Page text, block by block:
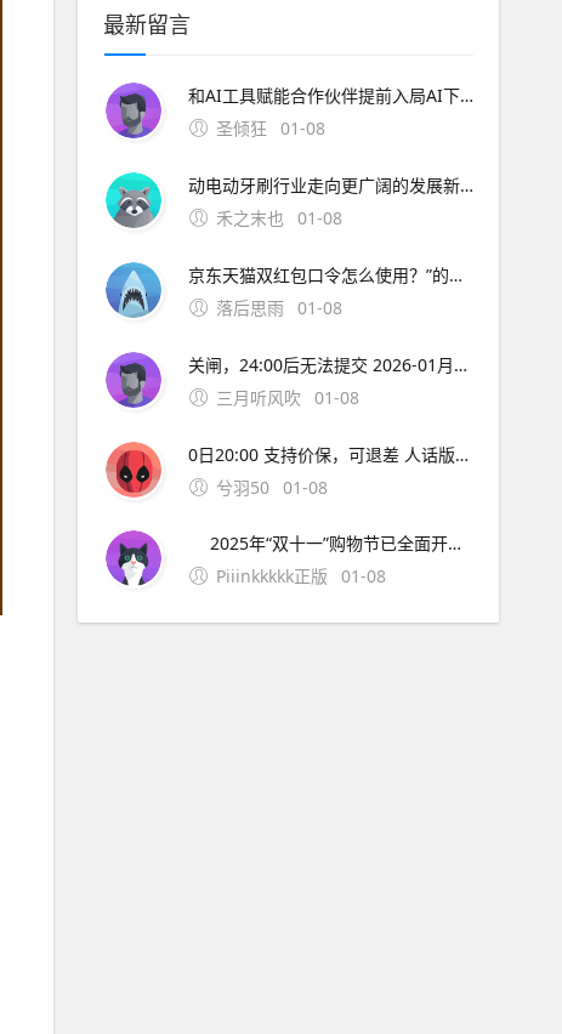
最新留言
和AI工具赋能合作伙伴提前入局AI下半场。 AI分论坛：荣耀携手合作伙伴共建AI开放生态 随着全球首个具备自进化能力的AI智能体操作系统荣耀MagicOS 10发布， A
圣倾狂
01-08
动电动牙刷行业走向更广阔的发展新阶段。 技术的革命没有终点，每一次突破都让日常护理更高效、更舒适。锐舞电动牙刷通过气泡技术开创的护理新范式，正在重新定义人们对于口腔清洁的认知边界。 申请创业报道，分享创业好点子。，共同探讨创业新机遇！
禾之末也
01-08
京东天猫双红包口令怎么使用？”的全部内容了，如果你有什么不同的看法，快在评论区说出来吧。
落后思雨 01-08
关闸，24:00后无法提交 2026-01月10日：汽车补贴材料截止 记住：越早越全，越晚越没！12月网络拥堵、快递停运，别把自己拖到最后一天哭！ 七、彩蛋：评论区真实反馈，看完直接抄作业 @台州网友：报废了15年老凯越，换比亚迪海豹，2万补贴+4S店优惠2万
三月听风吹 01-08
0日20:00 支持价保，可退差 人话版： 急用？10月31日第一波开门红就冲，早买早发货。 不急？11月10日终极狂欢叠加红包雨+国补+满减，价格直接打骨折！ 二、2025年双十一超长战线表（建议截图） 阶段京东时间淘宝/天猫时间关键词 抢先购 10月9日-30日 10月15日-20
兮羽50 01-08
2025年“双十一”购物节已全面开启，京东与淘宝/天猫分别于10月9日和10月15日启动，活动将持续至11月14日，打造史上最长促销周期。今年双十一主打“超长周期+简化玩法+多重补贴”，不仅优惠时间更长，红包、满减、政府补贴等福利也层层叠加，堪称“史上最强
Piiinkkkkk正版
01-08